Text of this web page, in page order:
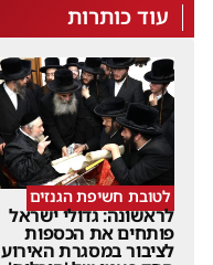
עוד כותרות
לטובת חשיפת הגנזים
לראשונה: גדולי ישראל
פותחים את הכספות
לציבור במסגרת האירוע